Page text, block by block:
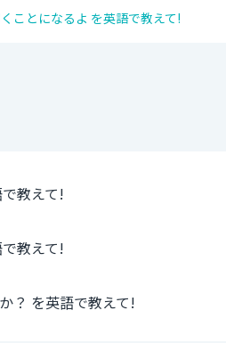
ことになるよ を英語で教えて!
教えて!
教えて!
？ を英語で教えて!